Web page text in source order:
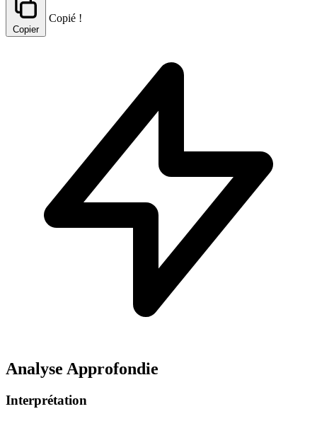
Copier
Copié !
Analyse Approfondie
Interprétation